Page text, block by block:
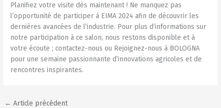
Planifiez votre visite dès maintenant ! Ne manquez pas
l’opportunité de participer à EIMA 2024 afin de découvrir les
dernières avancées de l’industrie. Pour plus d’informations sur
notre participation à ce salon, nous restons disponible et à
votre écoute ; contactez-nous ou Rejoignez-nous à BOLOGNA
pour une semaine passionnante d’innovations agricoles et de
rencontres inspirantes.
← Article précédent